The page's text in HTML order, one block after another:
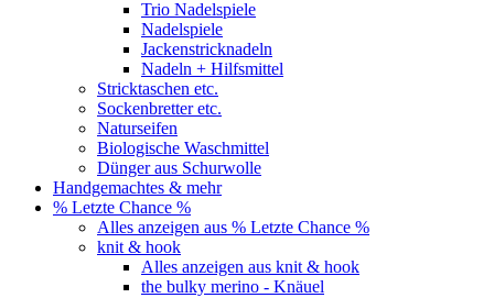
Trio Nadelspiele
Nadelspiele
Jackenstricknadeln
Nadeln + Hilfsmittel
Stricktaschen etc.
Sockenbretter etc.
Naturseifen
Biologische Waschmittel
Dünger aus Schurwolle
Handgemachtes & mehr
% Letzte Chance %
Alles anzeigen aus % Letzte Chance %
knit & hook
Alles anzeigen aus knit & hook
the bulky merino - Knäuel